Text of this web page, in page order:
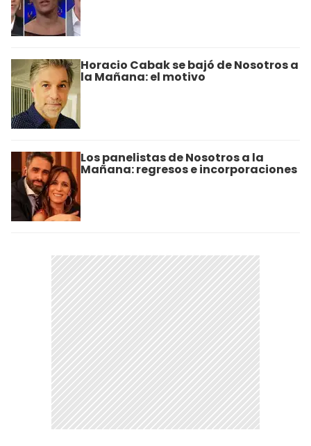
Horacio Cabak se bajó de Nosotros a
la Mañana: el motivo
Los panelistas de Nosotros a la
Mañana: regresos e incorporaciones